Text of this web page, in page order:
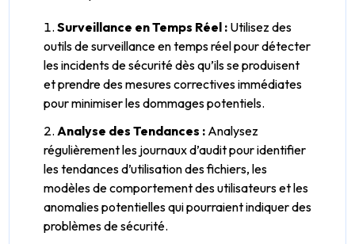
Surveillance en Temps Réel :Utilisez des
outils de surveillance en temps réel pour détecter
les incidents de sécurité dès qu’ils se produisent
et prendre des mesures correctives immédiates
pour minimiser les dommages potentiels.
Analyse des Tendances :Analysez
régulièrement les journaux d’audit pour identifier
les tendances d’utilisation des fichiers, les
modèles de comportement des utilisateurs et les
anomalies potentielles qui pourraient indiquer des
problèmes de sécurité.